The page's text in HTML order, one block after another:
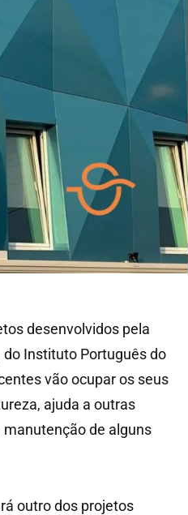
desenvolvidos pela
do Instituto Português do
vão ocupar os seus
ajuda a outras
manutenção de alguns
outro dos projetos